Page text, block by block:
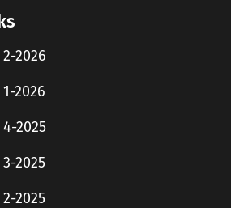
2026
2026
2025
2025
2025